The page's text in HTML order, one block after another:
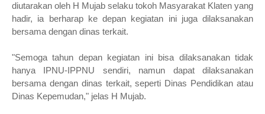
diutarakan oleh H Mujab selaku tokoh Masyarakat Klaten yang
hadir, ia berharap ke depan kegiatan ini juga dilaksanakan
bersama dengan dinas terkait.
"Semoga tahun depan kegiatan ini bisa dilaksanakan tidak
hanya IPNU-IPPNU sendiri, namun dapat dilaksanakan
bersama dengan dinas terkait, seperti Dinas Pendidikan atau
Dinas Kepemudan," jelas H Mujab.